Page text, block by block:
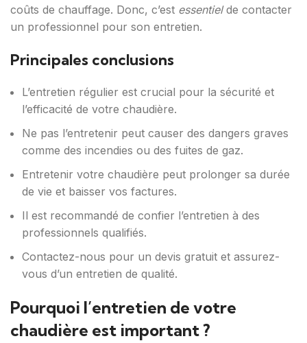
coûts de chauffage. Donc, c’est essentielde contacter
un professionnel pour son entretien.
Principales conclusions
L’entretien régulier est crucial pour la sécurité et
l’efficacité de votre chaudière.
Ne pas l’entretenir peut causer des dangers graves
comme des incendies ou des fuites de gaz.
Entretenir votre chaudière peut prolonger sa durée
de vie et baisser vos factures.
Il est recommandé de confier l’entretien à des
professionnels qualifiés.
Contactez-nous pour un devis gratuit et assurez-
vous d’un entretien de qualité.
Pourquoi l’entretien de votre
chaudière est important ?